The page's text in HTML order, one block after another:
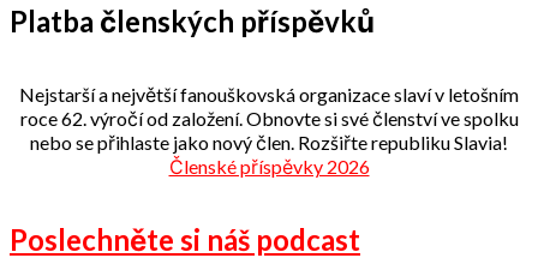
Platba členských příspěvků
Nejstarší a největší fanouškovská organizace slaví v letošním
roce 62. výročí od založení. Obnovte si své členství ve spolku
nebo se přihlaste jako nový člen. Rozšiřte republiku Slavia!
Členské příspěvky 2026
Poslechněte si náš podcast